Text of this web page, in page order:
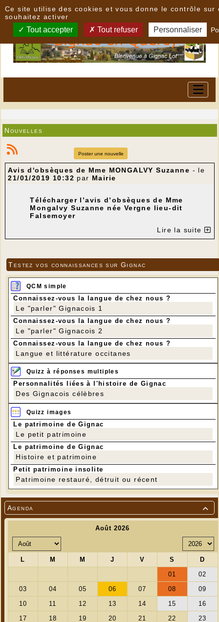

Agenda
Nouvelles
Poster une nouvelle
Avis d'obsèques de Mme MONGALVY Suzanne - le
21/01/2019 10:32 par Mairie
Télécharger l’avis d’obsèques de Mme
Mongalvy Suzanne née Vergne lieu-dit
Falsemoyer
Lire la suite
Testez vos connaissances sur Gignac
QCM simple
Connaissez-vous la langue de chez nous ?
Le "parler" Gignacois 1
Connaissez-vous la langue de chez nous ?
Le "parler" Gignacois 2
Connaissez-vous la langue de chez nous ?
Langue et littérature occitanes
Quizz à réponses multiples
Personnalités liées à l'histoire de Gignac
Des Gignacois célèbres
Quizz images
Le patrimoine de Gignac
Le petit patrimoine
Le patrimoine de Gignac
Histoire et patrimoine
Petit patrimoine insolite
Patrimoine restauré, détruit ou récent
Ce site utilise des cookies et vous donne le contrôle sur
souhaitez activer
Tout accepter Tout refuser Personnaliser